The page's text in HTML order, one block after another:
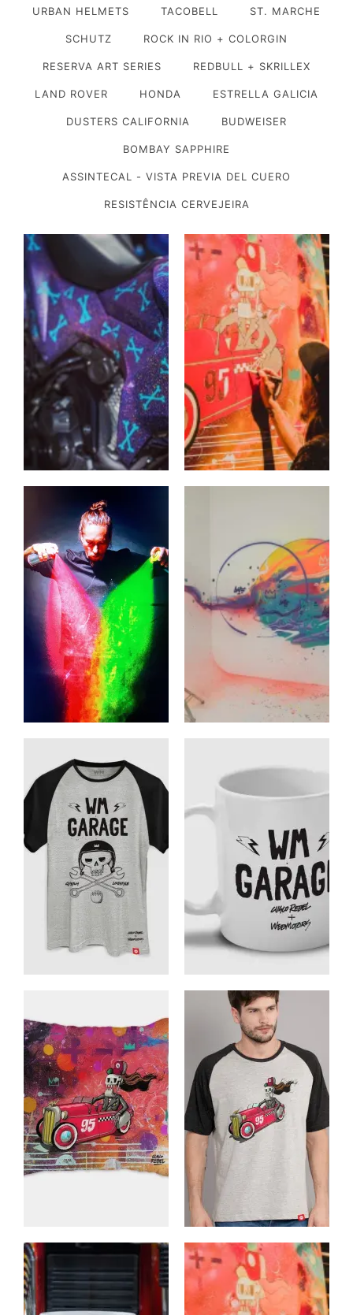
URBAN HELMETS TACOBELL ST. MARCHE
SCHUTZ ROCK IN RIO + COLORGIN
RESERVA ART SERIES REDBULL + SKRILLEX
LAND ROVER HONDA ESTRELLA GALICIA
DUSTERS CALIFORNIA BUDWEISER
BOMBAY SAPPHIRE
ASSINTECAL - VISTA PREVIA DEL CUERO
RESISTÊNCIA CERVEJEIRA